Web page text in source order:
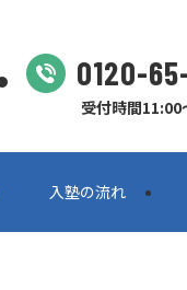
0120-
受付時間11:00
⼊塾の流れ